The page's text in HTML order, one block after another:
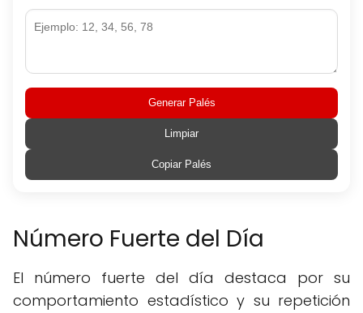
Generar Palés
Limpiar
Copiar Palés
Número Fuerte del Día
El número fuerte del día destaca por su
comportamiento estadístico y su repetición